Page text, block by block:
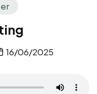
16/06/2025